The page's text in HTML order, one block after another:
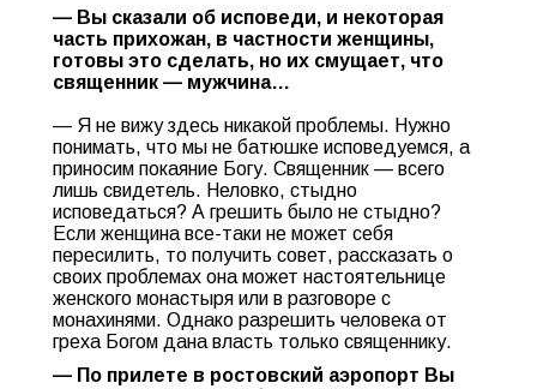
— Вы сказали об исповеди, и некоторая
часть прихожан, в частности женщины,
готовы это сделать, но их смущает, что
священник — мужчина…
— Я не вижу здесь никакой проблемы. Нужно
понимать, что мы не батюшке исповедуемся, а
приносим покаяние Богу. Священник — всего
лишь свидетель. Неловко, стыдно
исповедаться? А грешить было не стыдно?
Если женщина все-таки не может себя
пересилить, то получить совет, рассказать о
своих проблемах она может настоятельнице
женского монастыря или в разговоре с
монахинями. Однако разрешить человека от
греха Богом дана власть только священнику.
— По прилете в ростовский аэропорт Вы